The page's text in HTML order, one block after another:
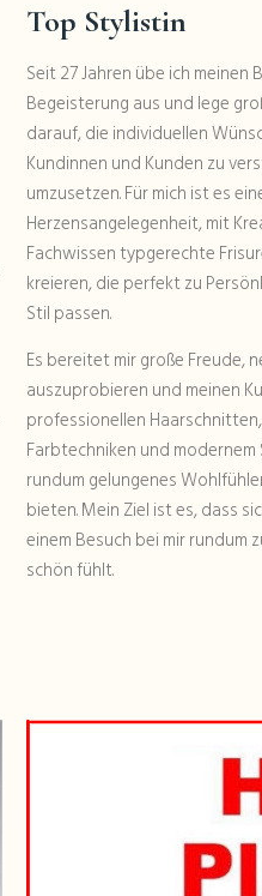
Top Stylistin
Seit 27 Jahren übe ich meinen
Begeisterung aus und lege
darauf, die individuellen
Kundinnen und Kunden zu
umzusetzen. Für mich ist es
Herzensangelegenheit, mit
Fachwissen typgerechte
kreieren, die perfekt zu
Stil passen.
Es bereitet mir große Freude,
auszuprobieren und meinen
professionellen
Farbtechniken und modernem
rundum gelungenes
bieten. Mein Ziel ist es, dass
einem Besuch bei mir rundum
schön fühlt.